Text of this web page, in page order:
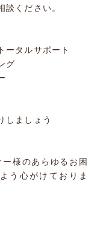
談ください。
ータルサポート
グ
しましょう
様のあらゆるお困
う心がけておりま